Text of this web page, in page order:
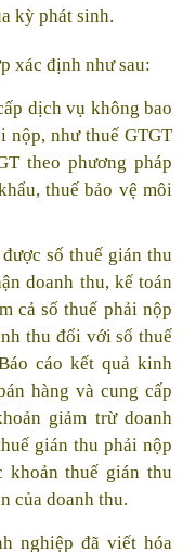
kỳ phát sinh.
xác định như sau:
dịch vụ không bao
nộp, như thuế GTGT
theo phương pháp
thuế bảo vệ môi
số thuế gián thu
doanh thu, kế toán
cả số thuế phải nộp
thu đối với số thuế
cáo kết quả kinh
hàng và cung cấp
giảm trừ doanh
gián thu phải nộp
khoản thuế gián thu
của doanh thu.
nghiệp đã viết hóa